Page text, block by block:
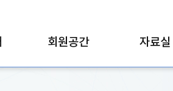
회원공간 자료실